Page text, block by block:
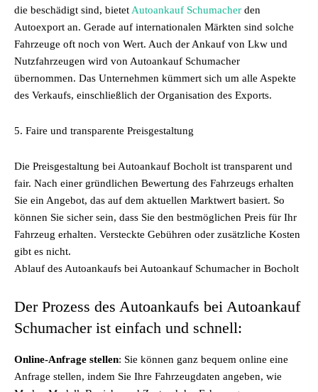
die beschädigt sind, bietet Autoankauf Schumacher den
Autoexport an. Gerade auf internationalen Märkten sind solche
Fahrzeuge oft noch von Wert. Auch der Ankauf von Lkw und
Nutzfahrzeugen wird von Autoankauf Schumacher
übernommen. Das Unternehmen kümmert sich um alle Aspekte
des Verkaufs, einschließlich der Organisation des Exports.
5. Faire und transparente Preisgestaltung
Die Preisgestaltung bei Autoankauf Bocholt ist transparent und
fair. Nach einer gründlichen Bewertung des Fahrzeugs erhalten
Sie ein Angebot, das auf dem aktuellen Marktwert basiert. So
können Sie sicher sein, dass Sie den bestmöglichen Preis für Ihr
Fahrzeug erhalten. Versteckte Gebühren oder zusätzliche Kosten
gibt es nicht.
Ablauf des Autoankaufs bei Autoankauf Schumacher in Bocholt
Der Prozess des Autoankaufs bei Autoankauf
Schumacher ist einfach und schnell:
Online-Anfrage stellen: Sie können ganz bequem online eine
Anfrage stellen, indem Sie Ihre Fahrzeugdaten angeben, wie